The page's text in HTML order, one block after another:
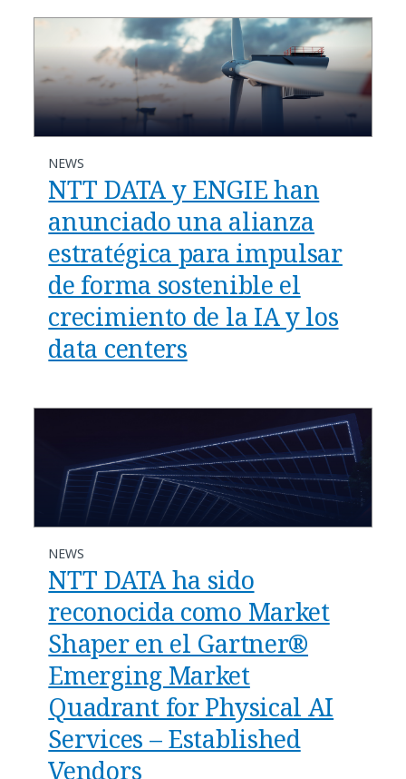
NEWS
NTT DATA y ENGIE han
anunciado una alianza
estratégica para impulsar
de forma sostenible el
crecimiento de la IA y los
data centers
NEWS
NTT DATA ha sido
reconocida como Market
Shaper en el Gartner®
Emerging Market
Quadrant for Physical AI
Services – Established
Vendors